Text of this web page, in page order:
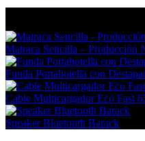
Matraca Sencilla – Producción
Funda Portabotella con
Cable Multicargador Eco Fast
Speaker Bluetooth Barack